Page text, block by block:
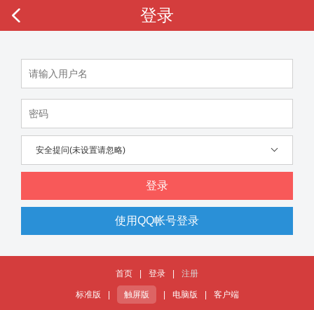
登录
安全提问(未设置请忽略)
登录
使用QQ帐号登录
首页 登录 注册
标准版 触屏版 电脑版 客户端